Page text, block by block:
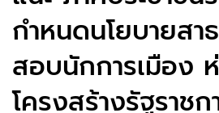
กำหนดนโยบายสา
สอบนักการเมือง​
โครงสร้างรัฐราช